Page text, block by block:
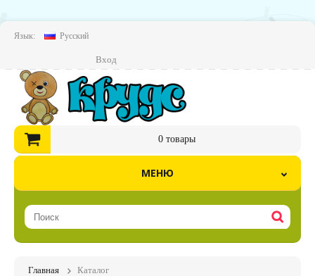
Язык: Русский
Вход
0товары
МЕНЮ
Главная Каталог